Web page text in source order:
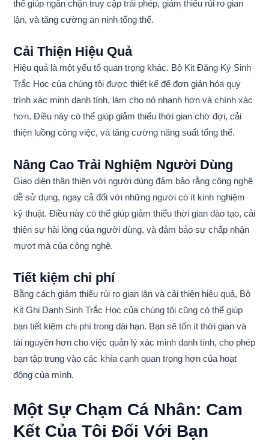
thể giúp ngăn chặn truy cập trái phép, giảm thiểu rủi ro gian
lận, và tăng cường an ninh tổng thể.
Cải Thiện Hiệu Quả
Hiệu quả là một yếu tố quan trọng khác. Bộ Kit Đăng Ký Sinh
Trắc Học của chúng tôi được thiết kế để đơn giản hóa quy
trình xác minh danh tính, làm cho nó nhanh hơn và chính xác
hơn. Điều này có thể giúp giảm thiểu thời gian chờ đợi, cải
thiện luồng công việc, và tăng cường năng suất tổng thể.
Nâng Cao Trải Nghiệm Người Dùng
Giao diện thân thiện với người dùng đảm bảo rằng công nghệ
dễ sử dụng, ngay cả đối với những người có ít kinh nghiệm
kỹ thuật. Điều này có thể giúp giảm thiểu thời gian đào tạo, cải
thiện sự hài lòng của người dùng, và đảm bảo sự chấp nhận
mượt mà của công nghệ.
Tiết kiệm chi phí
Bằng cách giảm thiểu rủi ro gian lận và cải thiện hiệu quả, Bộ
Kit Ghi Danh Sinh Trắc Học của chúng tôi cũng có thể giúp
bạn tiết kiệm chi phí trong dài hạn. Bạn sẽ tốn ít thời gian và
tài nguyên hơn cho việc quản lý xác minh danh tính, cho phép
bạn tập trung vào các khía cạnh quan trọng hơn của hoạt
động của mình.
Một Sự Chạm Cá Nhân: Cam
Kết Của Tôi Đối Với Bạn